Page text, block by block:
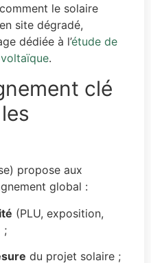
le solaire
site dégradé,
dédiée à l’étude de
.
clé
propose aux
global :
(PLU, exposition,
;
du projet solaire ;